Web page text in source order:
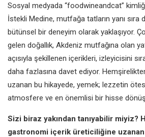
Sosyal medyada “foodwineandcat”
İstekli Medine, mutfağa tatların yanı sıra
bütünsel bir deneyim olarak yaklaşıyor.
gelen doğallık, Akdeniz mutfağına olan
açısıyla şekillenen içerikleri, izleyicisini
daha fazlasına davet ediyor.
uzanan bu hikayede, yemek; lezzetin
atmosfere ve en önemlisi bir hisse
Sizi biraz yakından tanıyabilir miyiz?
gastronomi içerik üreticiliğine uzanan